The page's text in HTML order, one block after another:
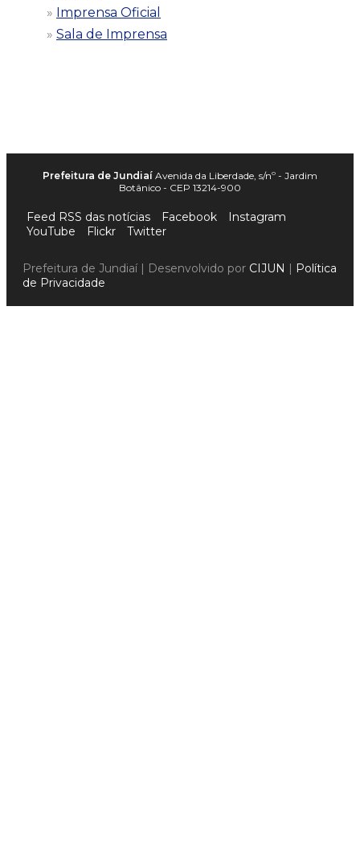
Imprensa Oficial
Sala de Imprensa
Prefeitura de Jundiaí Avenida da Liberdade, s/nº - Jardim
Botânico - CEP 13214-900
Feed RSS das notícias Facebook
Instagram
YouTube
Flickr Twitter
Prefeitura de Jundiaí | Desenvolvido por CIJUN | Política
de Privacidade